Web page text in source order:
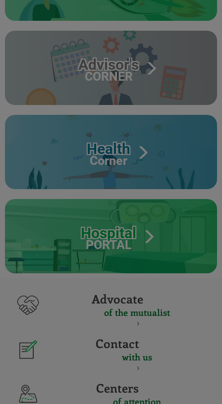
Advisor's
CORNER
Health
Corner
Hospital
PORTAL
Advocate
of the mutualist
Contact
with us
Centers
of attention